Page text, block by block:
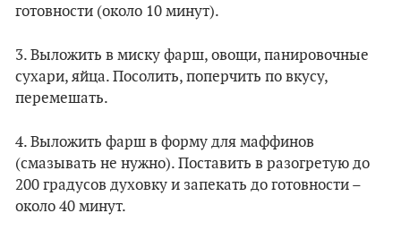
готовности (около 10 минут).
3. Выложить в миску фарш, овощи, панировочные
сухари, яйца. Посолить, поперчить по вкусу,
перемешать.
4. Выложить фарш в форму для маффинов
(смазывать не нужно). Поставить в разогретую до
200 градусов духовку и запекать до готовности –
около 40 минут.